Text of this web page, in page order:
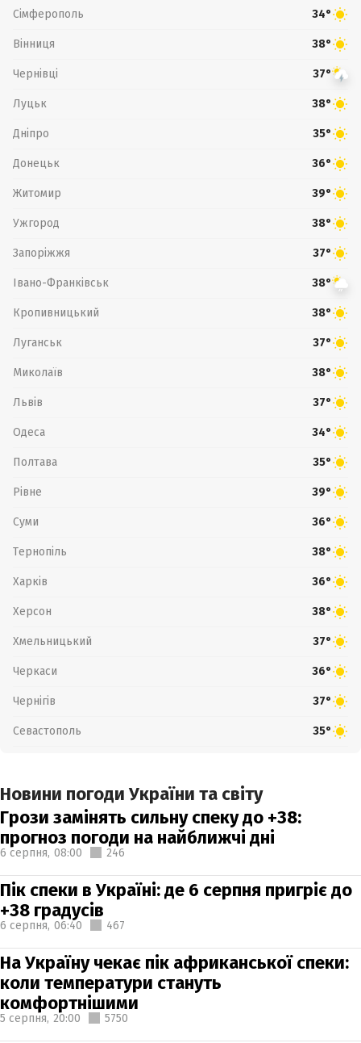
Сімферополь 34°
Вінниця 38°
Чернівці 37°
Луцьк 38°
Дніпро 35°
Донецьк 36°
Житомир 39°
Ужгород 38°
Запоріжжя 37°
Івано-Франківськ 38°
Кропивницький 38°
Луганськ 37°
Миколаїв 38°
Львів 37°
Одеса 34°
Полтава 35°
Рівне 39°
Суми 36°
Тернопіль 38°
Харків 36°
Херсон 38°
Хмельницький 37°
Черкаси 36°
Чернігів 37°
Севастополь 35°
Новини погоди України та світу
Грози замінять сильну спеку до +38:
прогноз погоди на найближчі дні
6 серпня, 08:00 246
Пік спеки в Україні: де 6 серпня пригріє до
+38 градусів
6 серпня, 06:40 467
На Україну чекає пік африканської спеки:
коли температури стануть
комфортнішими
5 серпня, 20:00 5750